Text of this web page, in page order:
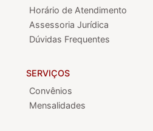
Horário de Atendimento
Assessoria Jurídica
Dúvidas Frequentes
SERVIÇOS
Convênios
Mensalidades